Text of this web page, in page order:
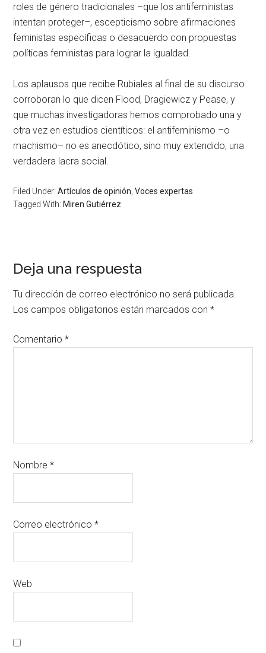
roles de género tradicionales –que los antifeministas
intentan proteger–, escepticismo sobre afirmaciones
feministas específicas o desacuerdo con propuestas
políticas feministas para lograr la igualdad.
Los aplausos que recibe Rubiales al final de su discurso
corroboran lo que dicen Flood, Dragiewicz y Pease, y
que muchas investigadoras hemos comprobado una y
otra vez en estudios cientíticos: el antifeminismo –o
machismo– no es anecdótico, sino muy extendido; una
verdadera lacra social.
Filed Under:Artículos de opinión ,Voces expertas
Tagged With:Miren Gutiérrez
Deja una respuesta
Tu dirección de correo electrónico no será publicada.
Los campos obligatorios están marcados con*
Comentario*
Nombre*
Correo electrónico*
Web